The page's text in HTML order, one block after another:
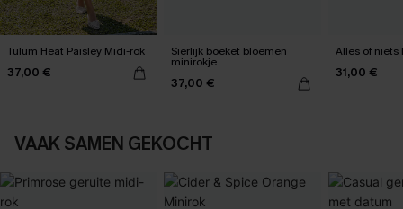
Tulum Heat Paisley Midi-rok
37,00 €
Sierlijk boeket bloemen
minirokje
37,00 €
Alles of niets
31,00 €
VAAK SAMEN GEKOCHT